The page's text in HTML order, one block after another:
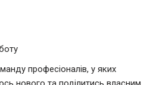
професіоналів, у яких